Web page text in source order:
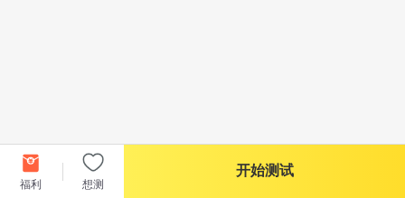
福利 想测
开始测试